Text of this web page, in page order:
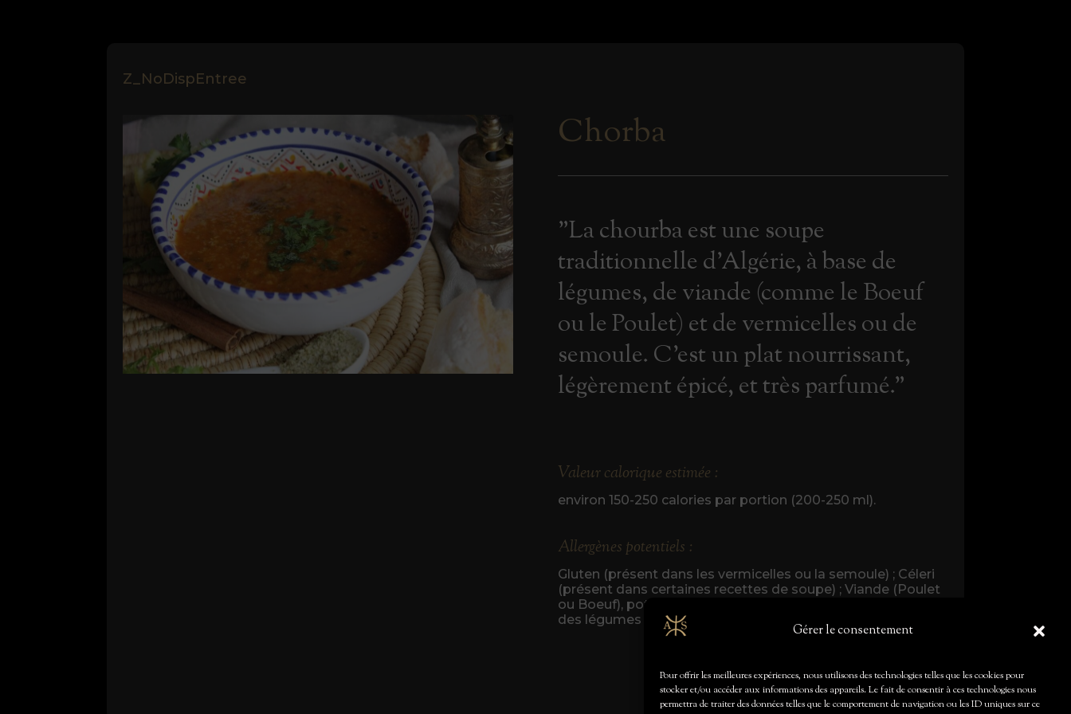
Gérer le consentement
Pour offrir les meilleures expériences, nous utilisons des technologies telles que les cookies pour
stocker et/ou accéder aux informations des appareils. Le fait de consentir à ces technologies nous
permettra de traiter des données telles que le comportement de navigation ou les ID uniques sur ce
Z_NoDispEntree
Chorba
"La chourba est une soupe
traditionnelle d'Algérie, à base de
légumes, de viande (comme le Boeuf
ou le Poulet) et de vermicelles ou de
semoule. C’est un plat nourrissant,
légèrement épicé, et très parfumé."
Valeur calorique estimée :
environ 150-250 calories par portion (200-250 ml).
Allergènes potentiels :
Gluten (présent dans les vermicelles ou la semoule) ; Céleri
(présent dans certaines recettes de soupe) ; Viande (Poulet
ou Boeuf), potentiellement allergène) ; Légumes (parfois
des légumes comme les poivrons ou les tomates).
Retour